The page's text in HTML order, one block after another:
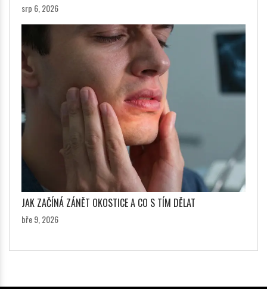
srp 6, 2026
JAK ZAČÍNÁ ZÁNĚT OKOSTICE A CO S TÍM DĚLAT
bře 9, 2026